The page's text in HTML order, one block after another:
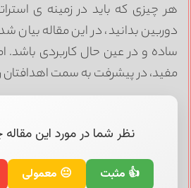
چیزی که باید در زمینه ی
بدانید، در این مقاله بیان شد
و در عین حال کاربردی باشد.
در پیشرفت به سمت اهدافتان
نظر شما در مورد این مقاله
👍 مثبت 😐 معمولی